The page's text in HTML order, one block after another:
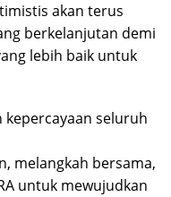
akan terus
berkelanjutan demi
lebih baik untuk
kepercayaan seluruh
melangkah bersama,
untuk mewujudkan